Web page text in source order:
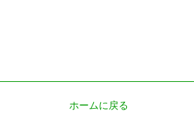
ホームに戻る